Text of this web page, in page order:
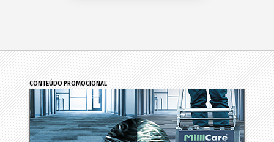
CONTEÚDO PROMOCIONAL